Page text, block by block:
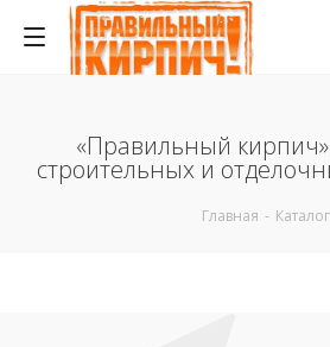
«Правильный
строительных и
Главная - Каталог